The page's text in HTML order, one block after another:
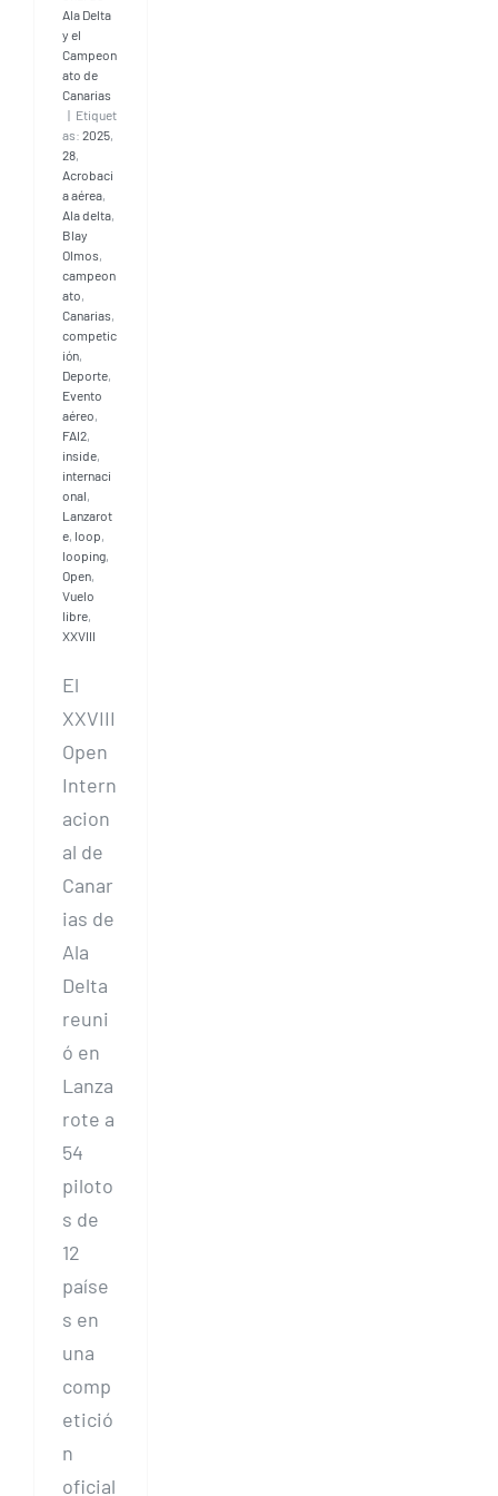
Ala Delta
y el
Campeon
ato de
Canarias
| Etiquet
as: 2025,
28,
Acrobaci
a aérea,
Ala delta,
Blay
Olmos,
campeon
ato,
Canarias,
competic
ión,
Deporte,
Evento
aéreo,
FAI2,
inside,
internaci
onal,
Lanzarot
e, loop,
looping,
Open,
Vuelo
libre,
XXVIII
El
XXVIII
Open
Intern
acion
al de
Canar
ias de
Ala
Delta
reuni
ó en
Lanza
rote a
54
piloto
s de
12
paíse
s en
una
comp
etició
n
oficial